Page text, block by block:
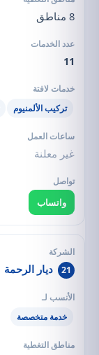
8 مناطق
11
تركيب الألمنيوم
غير معلنة
واتساب
21 ديار الرحمة
خدمة متخصصة